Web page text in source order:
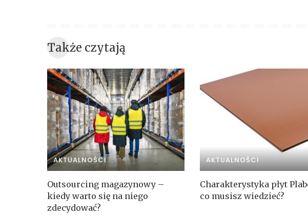
Także czytają
AKTUALNOŚCI
Outsourcing magazynowy –
kiedy warto się na niego
zdecydować?
AKTUALNOŚCI
Charakterystyka płyt
co musisz wiedzieć?